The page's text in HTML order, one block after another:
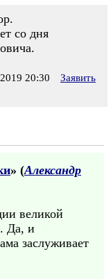
со дня
20:30
Заявить
» (Александр
великой
Да, и
заслуживает